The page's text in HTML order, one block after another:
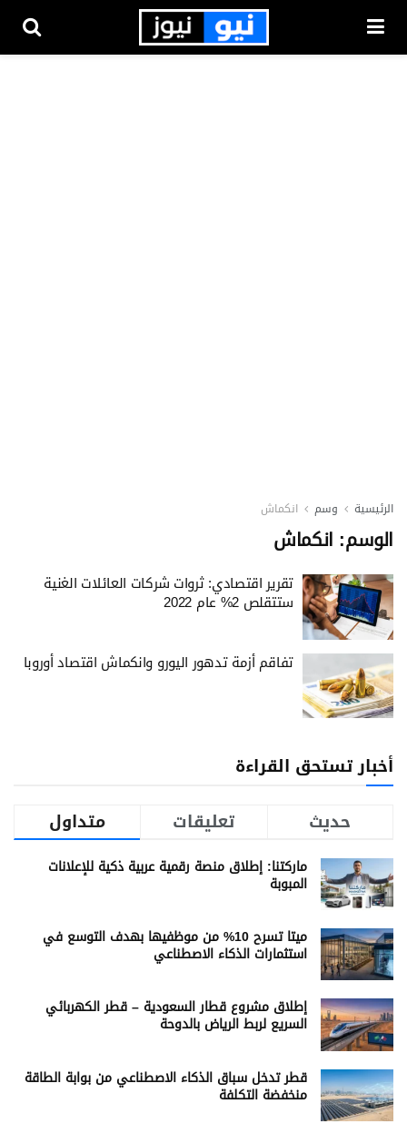
الرئيسية وسم انكماش
الوسم: انكماش
تقرير اقتصادي: ثروات شركات العائلات الغنية
ستتقلص 2% عام 2022
تفاقم أزمة تدهور اليورو وانكماش اقتصاد أوروبا
أخبار تستحق القراءة
متداول
تعليقات حديث
ماركتنا: إطلاق منصة رقمية عربية ذكية للإعلانات
المبوبة
ميتا تسرح 10% من موظفيها بهدف التوسع في
استثمارات الذكاء الاصطناعي
إطلاق مشروع قطار السعودية – قطر الكهربائي
السريع لربط الرياض بالدوحة
قطر تدخل سباق الذكاء الاصطناعي من بوابة الطاقة
منخفضة التكلفة